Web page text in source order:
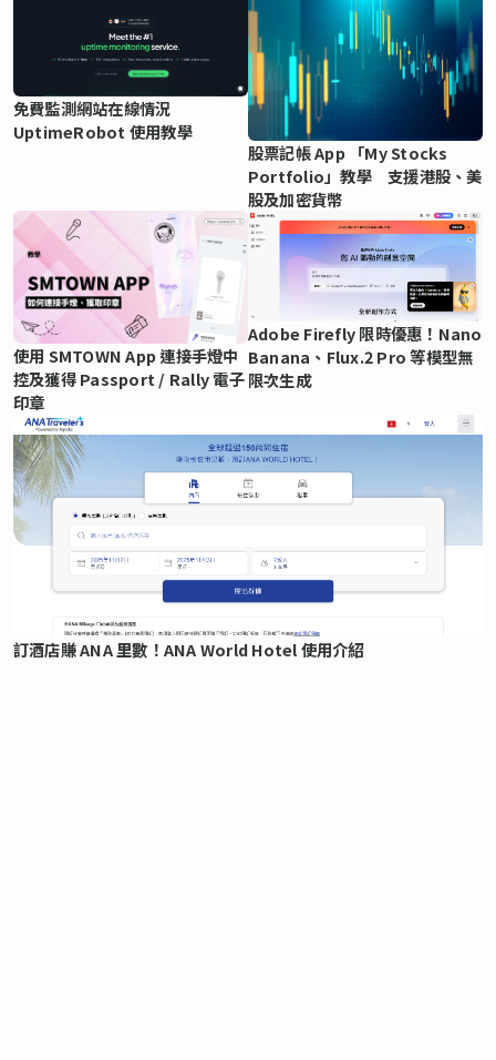
免費監測網站在線情況
UptimeRobot 使用教學
股票記帳 App 「My Stocks
Portfolio」教學 支援港股、美
股及加密貨幣
使用 SMTOWN App 連接手燈中
控及獲得 Passport / Rally 電子
印章
Adobe Firefly 限時優惠！Nano
Banana、Flux.2 Pro 等模型無
限次生成
訂酒店賺 ANA 里數！ANA World Hotel 使用介紹